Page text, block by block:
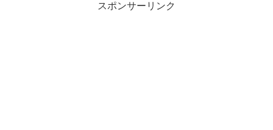
スポンサーリンク